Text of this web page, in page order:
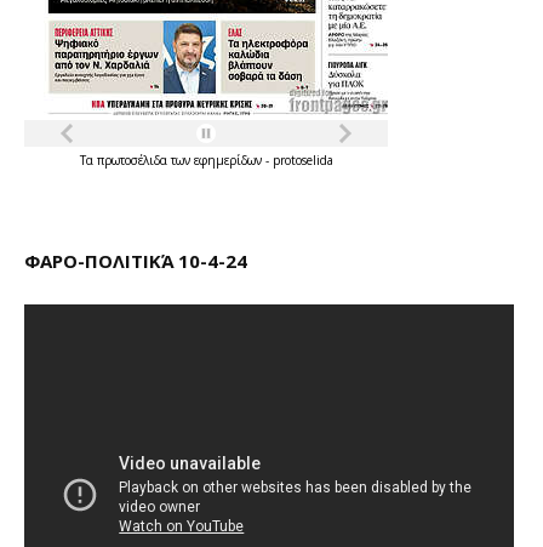
Τα πρωτοσέλιδατων εφημερίδων - protoselida
ΦΑΡΟ-ΠΟΛΙΤΙΚΆ 10-4-24